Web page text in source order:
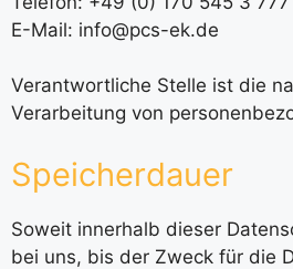
E-Mail: info@pcs-ek.de
Verantwortliche Stelle ist die
Verarbeitung von
Speicherdauer
Soweit innerhalb dieser
bei uns, bis der Zweck für die